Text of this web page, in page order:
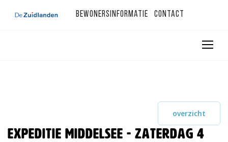
Bewonersinformatie Contact
overzicht
Expeditie Middelsee - zaterdag 4